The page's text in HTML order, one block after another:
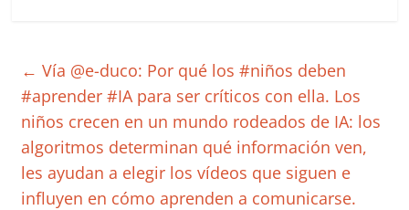
← Vía @e-duco: Por qué los #niños deben
#aprender #IA para ser críticos con ella. Los
niños crecen en un mundo rodeados de IA: los
algoritmos determinan qué información ven,
les ayudan a elegir los vídeos que siguen e
influyen en cómo aprenden a comunicarse.